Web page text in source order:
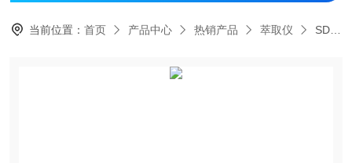
当前位置：首页 产品中心 热销产品 萃取仪 SD-SFE-Basic超临界萃取系统